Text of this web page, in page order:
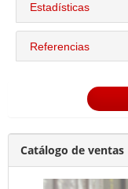
Estadísticas
Referencias
Catálogo de ventas